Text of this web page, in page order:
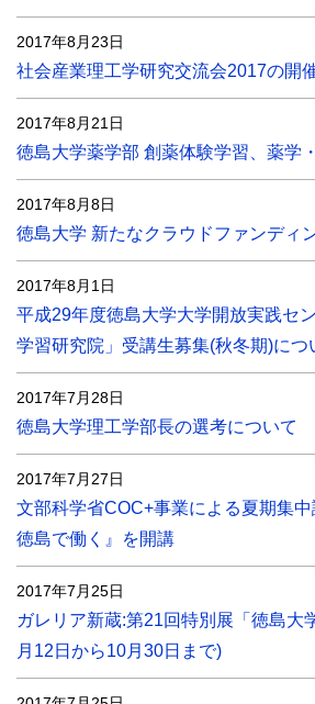
2017年8月23日
社会産業理工学研究交流会2017の開
2017年8月21日
徳島大学薬学部 創薬体験学習、薬学
2017年8月8日
徳島大学 新たなクラウドファンディ
2017年8月1日
平成29年度徳島大学大学開放実践セ
学習研究院」受講生募集(秋冬期)につ
2017年7月28日
徳島大学理工学部長の選考について
2017年7月27日
文部科学省COC+事業による夏期集中
徳島で働く』を開講
2017年7月25日
ガレリア新蔵:第21回特別展「徳島大
月12日から10月30日まで)